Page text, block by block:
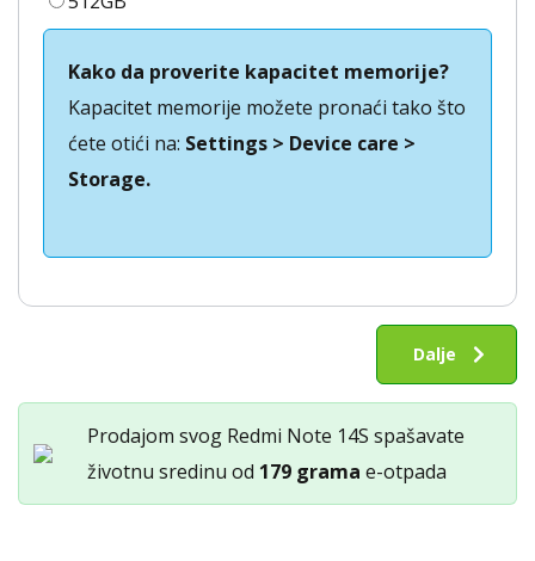
Kako da proverite kapacitet memorije?
Kapacitet memorije možete pronaći tako što
ćete otići na: Settings > Device care >
Storage.
Dalje
14S
količina Prodajom svog Redmi Note 14S spašavate
životnu sredinu od 179 grama e-otpada